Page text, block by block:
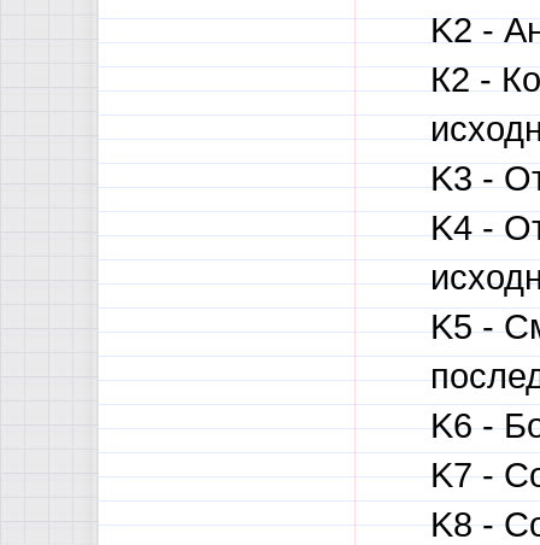
K2 -
К2 -
K3 -
K4 -
K5 -
K6 -
K7 -
K8 -